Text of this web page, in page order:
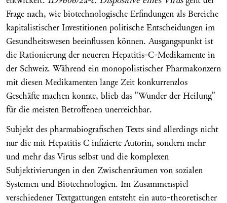
Frage nach, wie biotechnologische Erfindungen als Bereiche
kapitalistischer Investitionen politische Entscheidungen im
Gesundheitswesen beeinflussen können. Ausgangspunkt ist
die Rationierung der neueren Hepatitis-C-Medikamente in
der Schweiz. Während ein monopolistischer Pharmakonzern
mit diesen Medikamenten lange Zeit konkurrenzlos
Geschäfte machen konnte, blieb das "Wunder der Heilung"
für die meisten Betroffenen unerreichbar.
Subjekt des pharmabiografischen Texts sind allerdings nicht
nur die mit Hepatitis C infizierte Autorin, sondern mehr
und mehr das Virus selbst und die komplexen
Subjektivierungen in den Zwischenräumen von sozialen
Systemen und Biotechnologien. Im Zusammenspiel
verschiedener Textgattungen entsteht ein auto-theoretischer